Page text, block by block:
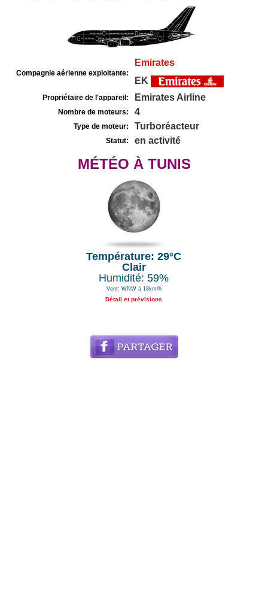
Compagnie aérienne exploitante:
Emirates
EK
Propriétaire de l'appareil: Emirates Airline
Nombre de moteurs: 4
Type de moteur: Turboréacteur
Statut: en activité
MÉTÉO À TUNIS
Température: 29°C
Clair
Humidité: 59%
Vent: WNW à 18km/h
Détail et prévisions